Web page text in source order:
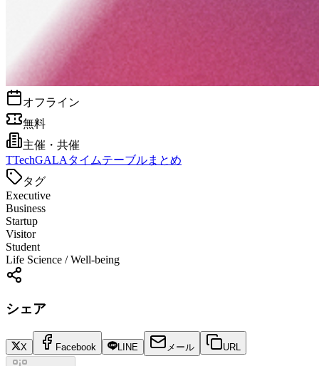
オフライン
無料
主催・共催
TTechGALAタイムテーブルまとめ
タグ
Executive
Business
Startup
Visitor
Student
Life Science / Well-being
シェア
X Facebook LINE メール URL